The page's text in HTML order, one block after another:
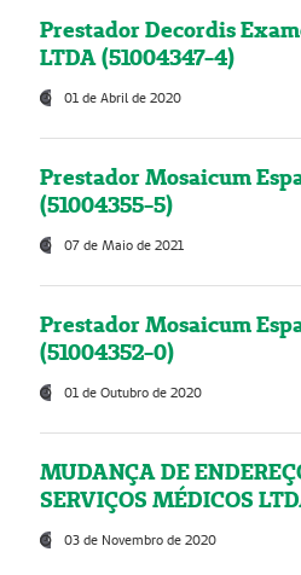
Prestador Decordis
LTDA (51004347-4)
01 de Abril de 2020
Prestador Mosaicum
(51004355-5)
07 de Maio de 2021
Prestador Mosaicum
(51004352-0)
01 de Outubro de 2020
MUDANÇA DE
SERVIÇOS MÉDICOS
03 de Novembro de 2020